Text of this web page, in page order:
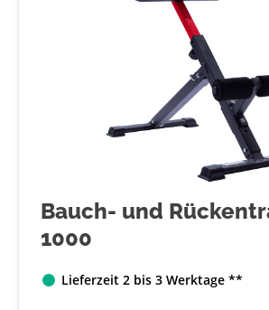
Bauch- und
1000
Lieferzeit 2 bis 3 Werktage **